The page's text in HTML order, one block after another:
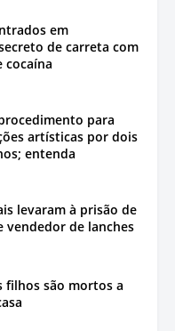
em
de carreta com
cocaína
para
artísticas por dois
entenda
levaram à prisão de
vendedor de lanches
filhos são mortos a